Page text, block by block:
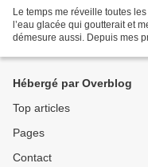
Le temps me réveille toutes
l’eau glacée qui goutterait et
démesure aussi. Depuis mes
Hébergé par Overblog
Top articles
Pages
Contact